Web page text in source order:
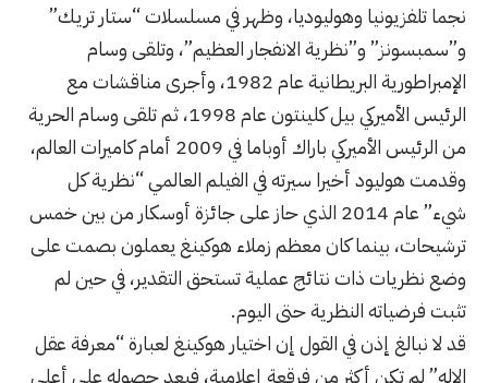
نجما تلفزيونيا وهوليوديا، وظهر في مسلسلات “ستار تريك”
و”سمبسونز” و”نظرية الانفجار العظيم”، وتلقى وسام
الإمبراطورية البريطانية عام 1982، وأجرى مناقشات مع
الرئيس الأميركي بيل كلينتون عام 1998، ثم تلقى وسام الحرية
من الرئيس الأميركي باراك أوباما في 2009 أمام كاميرات العالم،
وقدمت هوليود أخيرا سيرته في الفيلم العالمي “نظرية كل
شيء” عام 2014 الذي حاز على جائزة أوسكار من بين خمس
ترشيحات، بينما كان معظم زملاء هوكينغ يعملون بصمت على
وضع نظريات ذات نتائج عملية تستحق التقدير، في حين لم
تثبت فرضياته النظرية حتى اليوم.
قد لا نبالغ إذن في القول إن اختيار هوكينغ لعبارة “معرفة عقل
الإله” لم تكن أكثر من فرقعة إعلامية، فبعد حصوله على أعلى